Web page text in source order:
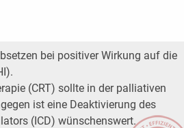
bei positiver Wirkung auf die
(CRT) sollte in der palliativen
ist eine Deaktivierung des
(ICD) wünschenswert.